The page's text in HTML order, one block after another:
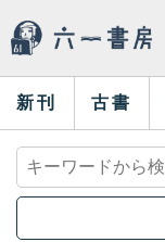
新刊 古書